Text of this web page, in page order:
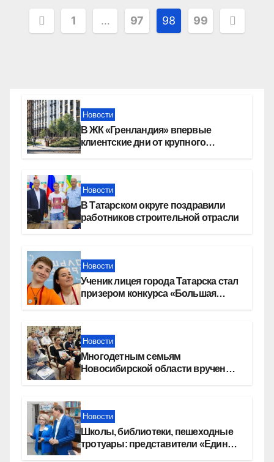
Пагинация
1 … 97 98 99
Новости
В ЖК «Гренландия» впервые
клиентские дни от крупного
Новости
В Татарском округе поздравили
работников строительной отрасли
Новости
Ученик лицея города Татарска стал
призером конкурса «Большая
Новости
Многодетным семьям
Новосибирской области вручены
Новости
Школы, библиотеки, пешеходные
тротуары: представители «Единой